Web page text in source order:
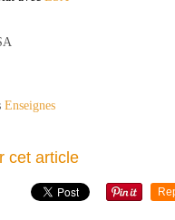
Enseignes
cet article